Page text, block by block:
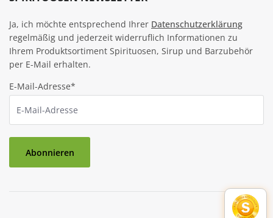
Ja, ich möchte entsprechend Ihrer Datenschutzerklärung
regelmäßig und jederzeit widerruflich Informationen zu
Ihrem Produktsortiment Spirituosen, Sirup und Barzubehör
per E-Mail erhalten.
E-Mail-Adresse*
Abonnieren